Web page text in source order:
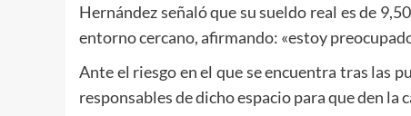
​Hernández señaló que su sueldo real es de
entorno cercano, afirmando: «estoy
​Ante el riesgo en el que se encuentra tras las
responsables de dicho espacio para que den la